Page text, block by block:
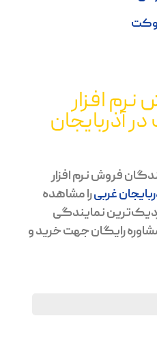
افزار
آذربایجان
فروش نرم افزار
غربیرا مشاهده
نمایندگی
رایگان جهت خرید و